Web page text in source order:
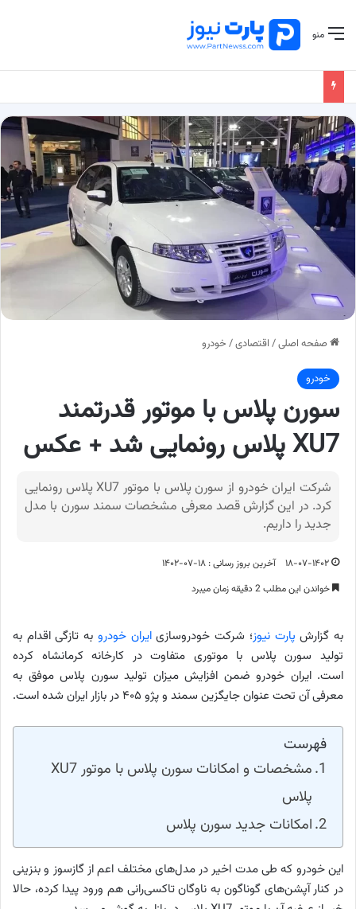
منو
صفحه اصلی/ اقتصادی/ خودرو
خودرو
سورن پلاس با موتور قدرتمند
XU7 پلاس رونمایی شد + عکس
شرکت ایران خودرو از سورن پلاس با موتور XU7 پلاس رونمایی
کرد. در این گزارش قصد معرفی مشخصات سمند سورن با مدل
جدید را داریم.
۱۸-۰۷-۱۴۰۲
آخرین بروز رسانی : ۱۸-۰۷-۱۴۰۲
خواندن این مطلب 2 دقیقه زمان میبرد
به گزارش پارت نیوز؛ شرکت خودروسازیایران خودرو به تازگی اقدام به
تولید سورن پلاس با موتوری متفاوت در کارخانه کرمانشاه کرده
است. ایران خودرو ضمن افزایش میزان تولید سورن پلاس موفق به
معرفی آن تحت عنوان جایگزین سمند و پژو ۴۰۵ در بازار ایران شده است.
فهرست
مشخصات و امکانات سورن پلاس با موتور XU7
پلاس
امکانات جدید سورن پلاس
این خودرو که طی مدت اخیر در مدل‌های مختلف اعم از گازسوز و بنزینی
در کنار آپشن‌های گوناگون به ناوگان تاکسی‌رانی هم ورود پیدا کرده، حالا